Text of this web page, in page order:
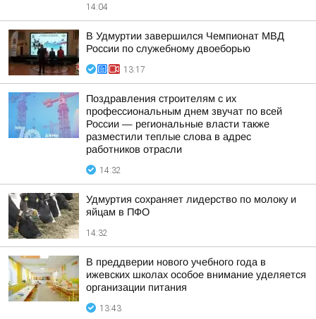
14:04
В Удмуртии завершился Чемпионат МВД
России по служебному двоеборью
13:17
Поздравления строителям с их
профессиональным днем звучат по всей
России — региональные власти также
разместили теплые слова в адрес
работников отрасли
14:32
Удмуртия сохраняет лидерство по молоку и
яйцам в ПФО
14:32
В преддверии нового учебного года в
ижевских школах особое внимание уделяется
организации питания
13:43